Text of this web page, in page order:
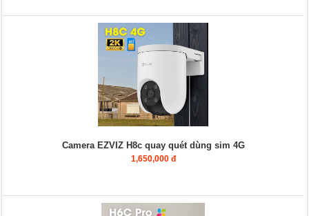
Camera EZVIZ H8c quay quét dùng sim 4G
1,650,000 đ